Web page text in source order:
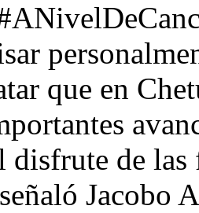
que en
disfrute de
Jacobo